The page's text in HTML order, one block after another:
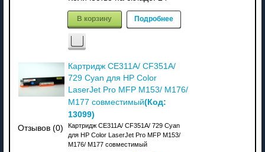
В корзину Подробнее
Отзывов (0)
Картридж CE311A/ CF351A/
729 Cyan для HP Color
LaserJet Pro MFP M153/ M176/
M177 совместимый(Код:
13099)
Картридж CE311A/ CF351A/ 729 Cyan
для HP Color LaserJet Pro MFP M153/
M176/ M177 совместимый